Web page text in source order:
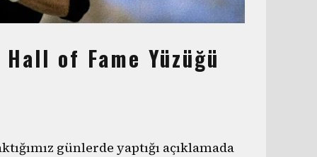
of Fame Yüzüğü
günlerde yaptığı açıklamada